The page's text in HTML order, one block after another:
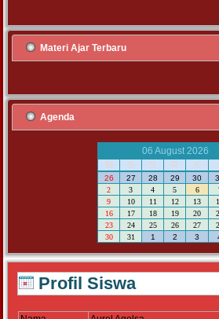
Materi Ajar Terbaru
Agenda
06 August 2026
M
S S R K
26 27 28 29 30
2
3 4 5 6
9
10 11 12 13
16
17 18 19 20
23
24 25 26 27
30
31 1 2 3
Profil Siswa